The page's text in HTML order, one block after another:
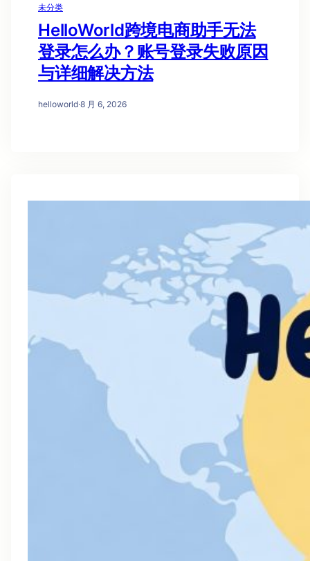
未分类
HelloWorld跨境电商助手无法
登录怎么办？账号登录失败原因
与详细解决方法
helloworld·8 月 6, 2026